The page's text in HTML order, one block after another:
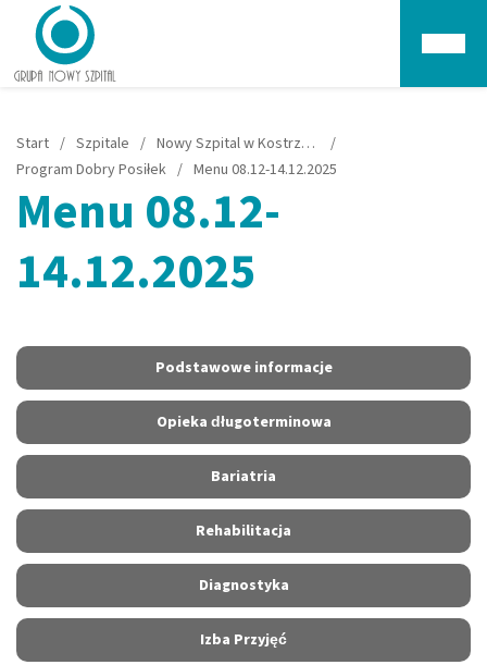
Start / Szpitale / Nowy Szpital w Kostrzynie nad Odrą
/
Program Dobry Posiłek / Menu 08.12-14.12.2025
Menu 08.12-
14.12.2025
Podstawowe informacje
Opieka długoterminowa
Bariatria
Rehabilitacja
Diagnostyka
Izba Przyjęć